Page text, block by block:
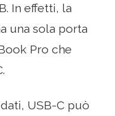
In effetti, la
una sola porta
Pro che
USB-C può